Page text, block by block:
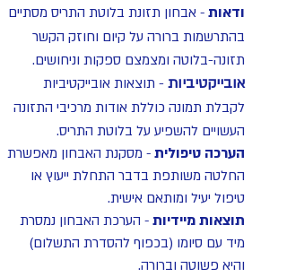
ודאות - אבחון תזונת בלוטת התריס מסתיים
בהתרשמות ברורה על קיום וחוזק הקשר
תזונה-בלוטה ומצמצם ספקות וניחושים.
אובייקטיביות - תוצאות אובייקטיביות
לקבלת תמונה כוללת אודות מרכיבי התזונה
העשויים להשפיע על בלוטת התריס.
הערכה טיפולית - מסקנת האבחון מאפשרת
החלטה משותפת בדבר התחלת ייעוץ או
טיפול יעיל ומותאם אישית.
תוצאות מיידיות - הערכת האבחון נמסרת
מיד עם סיומו (בכפוף להסדרת התשלום)
והיא פשוטה וברורה.